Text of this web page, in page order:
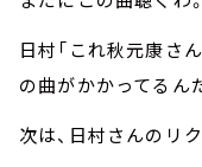
日村「これ秋元康さ
の曲がかかってるん
次は、日村さんのリ